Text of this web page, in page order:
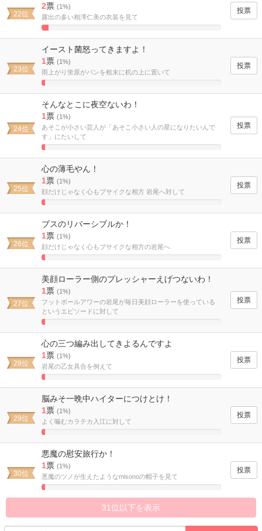
22位
2票 (1%)
露出の多い相澤仁美の衣装を見て
3.8461538461538%
23位
イースト菌怒ってきますよ！
1票 (1%)
雨上がり蛍原がパンを粗末に机の上に置いて
1.9230769230769%
24位
そんなとこに夜空ないわ！
1票 (1%)
あそこが小さい芸人が「あそこ小さい人の星になりたいんで
す」にたいして
1.9230769230769%
25位
心の薄毛やん！
1票 (1%)
顔だけじゃなく心もブサイクな相方 岩尾へ対して
1.9230769230769%
26位
ブスのリバーシブルか！
1票 (1%)
顔だけじゃなく心もブサイクな相方の岩尾へ
1.9230769230769%
27位
美顔ローラー側のプレッシャーえげつないわ！
1票 (1%)
フットボールアワーの岩尾が毎日美顔ローラーを使っている
というエピソードに対して
1.9230769230769%
28位
心の三つ編み出してきよるんですよ
1票 (1%)
岩尾の乙女具合を例えて
1.9230769230769%
29位
脳みそ一晩中ハイターにつけとけ！
1票 (1%)
よく噛むカラテカ入江に対して
1.9230769230769%
30位
悪魔の慰安旅行か！
1票 (1%)
悪魔のツノが生えたようなmisonoの帽子を見て
1.9230769230769%
31位以下を表示